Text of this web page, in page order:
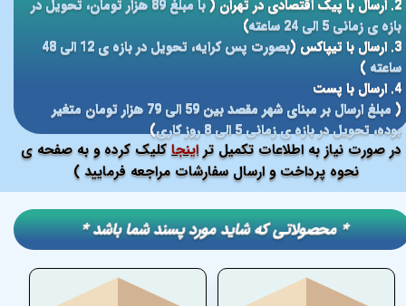
صورت نیاز به اطلاعات تکمیل تراینجا کلیک کرده و به صفحه ی
نحوه پرداخت و ارسال سفارشات مراجعه فرمایید )
2. ارسال با پیک اقتصادی در تهران (
با مبلغ 89 هزار تومان، تحویل در
بازه ی زمانی 5 الی 24 ساعته
)
3. ارسال با تیپاکس (
بصورت پس کرایه، تحویل در بازه ی 12 الی 48
ساعته )
4. ارسال با پست
(
مبلغ ارسال بر مبنای شهر مقصد بین 59 الی 79 هزار تومان متغیر
بوده، تحویل در بازه ی زمانی 5 الی 8 روز کاری
)
​​* محصولاتی که شاید مورد پسند شما باشد *